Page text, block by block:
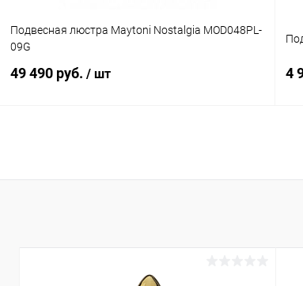
Подвесная люстра Maytoni Nostalgia MOD048PL-
09G
49 490 руб. / шт
Купить в 1 клик Сравнение
4